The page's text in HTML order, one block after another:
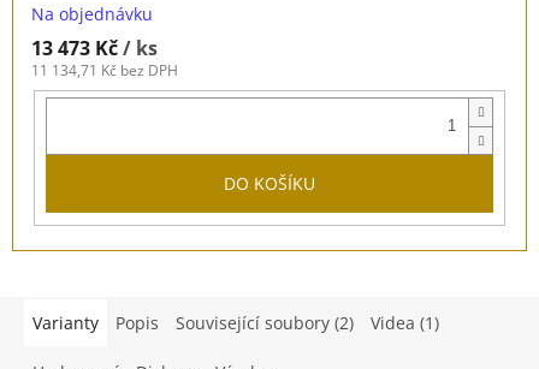
Na objednávku
13 473 Kč/ ks
11 134,71 Kč bez DPH
DO KOŠÍKU
Varianty Popis Související soubory (2) Videa (1)